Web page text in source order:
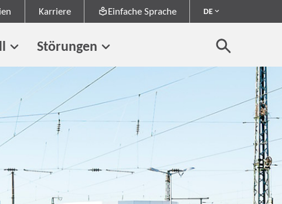
Karriere Einfache Sprache DE
Störungen